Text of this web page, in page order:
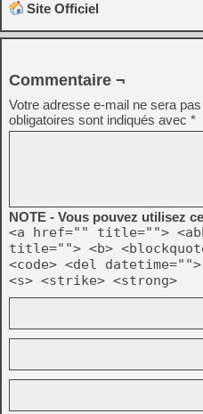
Site Officiel
Commentaire ¬
Votre adresse e-mail ne sera pas
obligatoires sont indiqués avec *
NOTE - Vous pouvez utilisez
<a href="" title="">
title=""> <b>
<code> <del
<s> <strike> <strong>